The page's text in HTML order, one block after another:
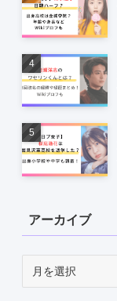
アーカイブ